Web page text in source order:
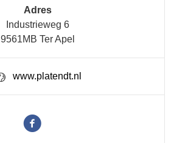
Adres
Industrieweg 6
9561MB Ter Apel
www.platendt.nl